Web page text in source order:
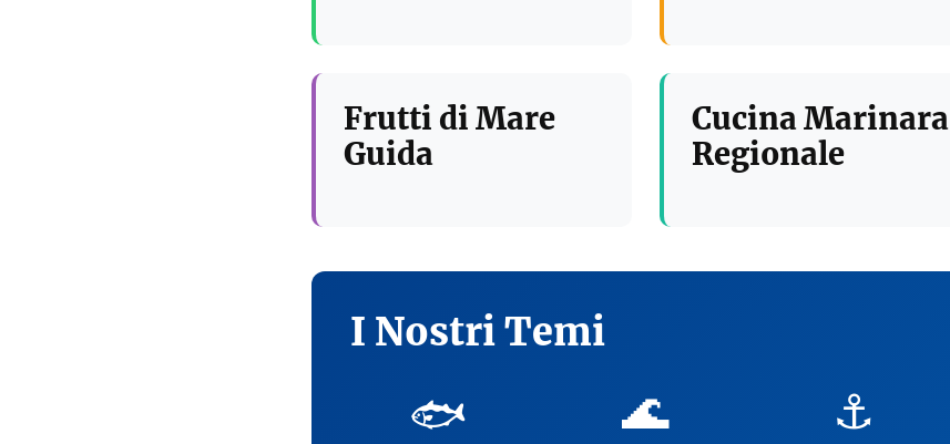
Frutti di Mare
Guida
Cucina Marinara
Regionale
I Nostri Temi
🐟 🌊 ⚓